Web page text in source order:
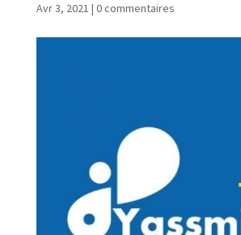
Avr 3, 2021 | 0 commentaires